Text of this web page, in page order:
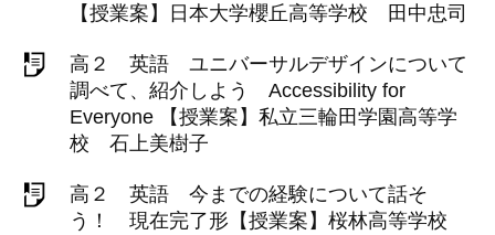
【授業案】日本大学櫻丘高等学校 田中忠司
高２ 英語 ユニバーサルデザインについて
調べて、紹介しよう Accessibility for
Everyone 【授業案】私立三輪田学園高等学
校 石上美樹子
高２ 英語 今までの経験について話そ
う！ 現在完了形【授業案】桜林高等学校